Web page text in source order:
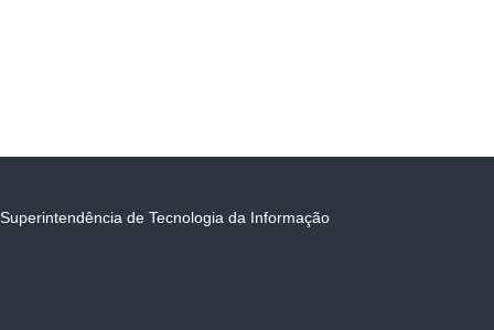
Superintendência de Tecnologia da Informação